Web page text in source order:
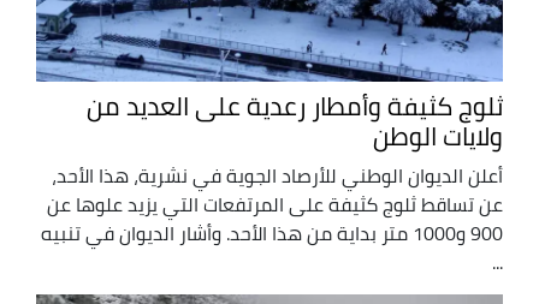
ثلوج كثيفة وأمطار رعدية على العديد من
ولايات الوطن
أعلن الديوان الوطني للأرصاد الجوية في نشرية، هذا الأحد،
عن تساقط ثلوج كثيفة على المرتفعات التي يزيد علوها عن
900 و1000 متر بداية من هذا الأحد. وأشار الديوان في تنبيه